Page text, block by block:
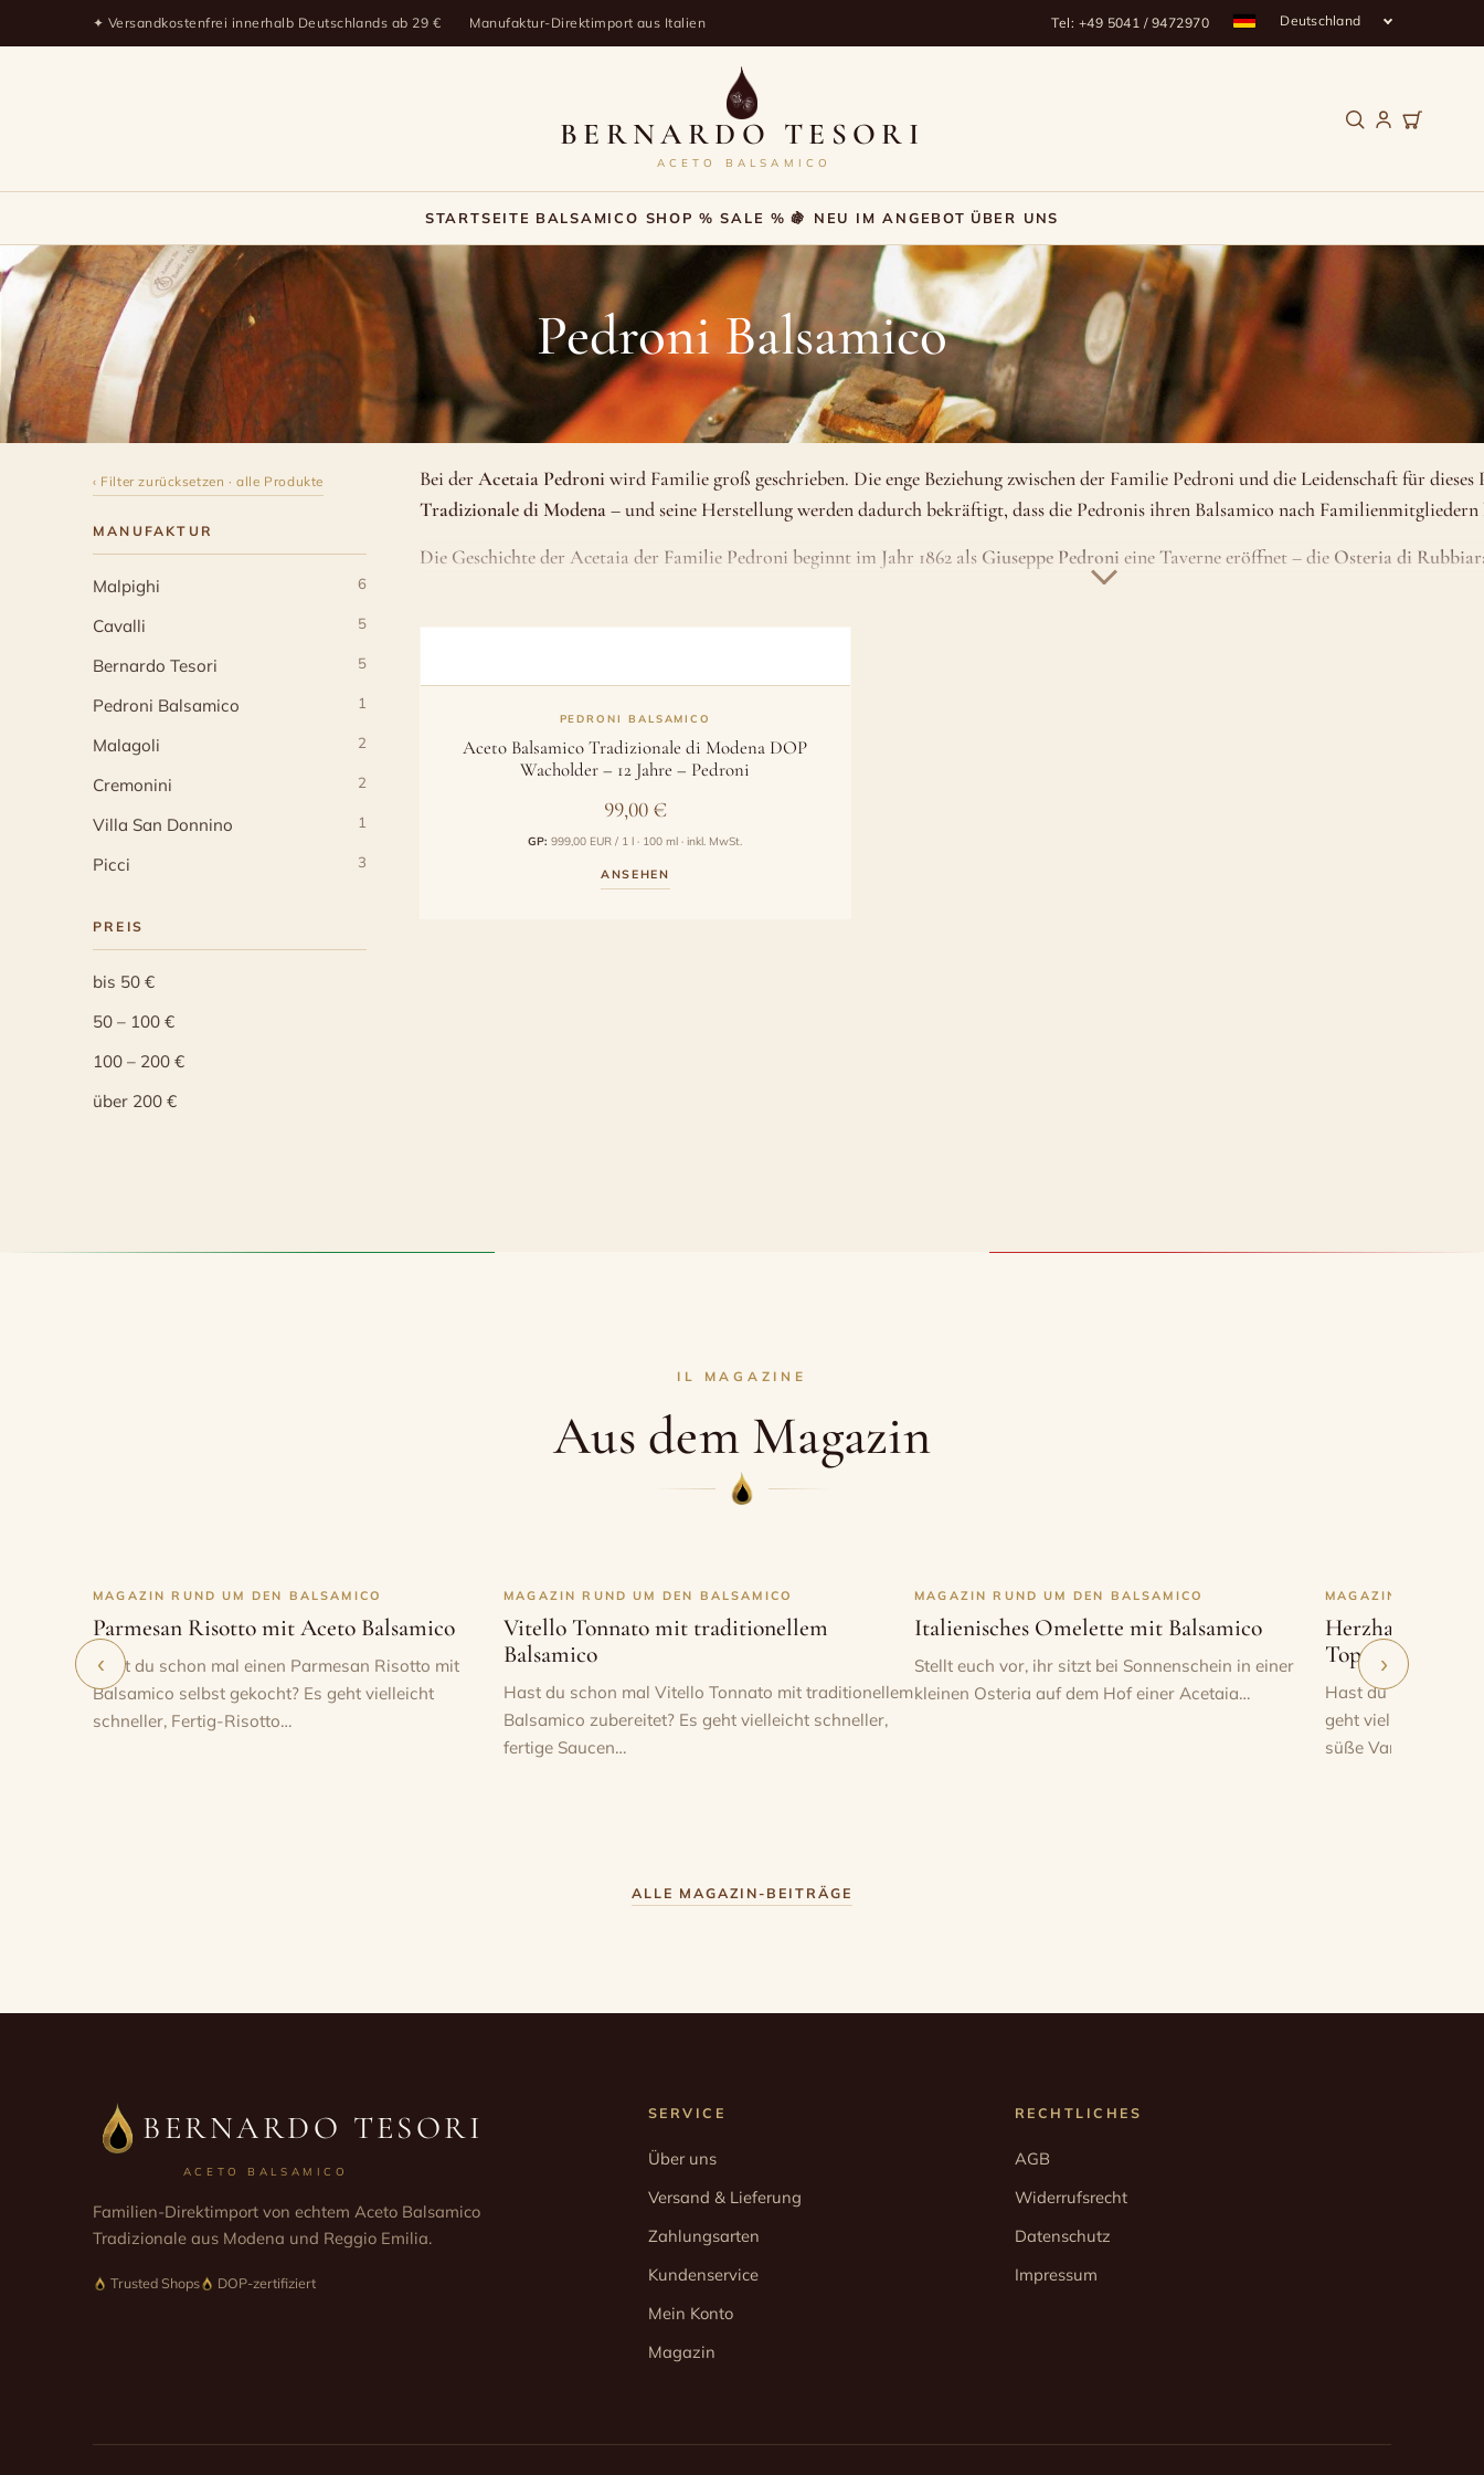
✦ Versandkostenfrei innerhalb Deutschlands ab 29 € Manufaktur-Direktimport aus Italien Tel: +49 5041 / 9472970 Deutschland
BERNARDO TESORI
ACETO BALSAMICO
STARTSEITE BALSAMICO SHOP % SALE % 🍇 NEU IM ANGEBOT ÜBER UNS
Pedroni
Balsamico
Pedroni Balsamico
‹ Filter zurücksetzen · alle Produkte
MANUFAKTUR
Malpighi 6
Cavalli 5
Bernardo Tesori 5
Pedroni Balsamico 1
Malagoli 2
Cremonini 2
Villa San Donnino 1
Picci 3
PREIS
bis 50 €
50 – 100 €
100 – 200 €
über 200 €
Bei derAcetaia Pedroni wird Familie groß geschrieben. Die enge Beziehung zwischen der Familie Pedroni und die Leidenschaft für
Tradizionale di Modena– und seine Herstellung werden dadurch bekräftigt, dass die Pedronis ihren Balsamico nach Familienmitgliedern
Die Geschichte der Acetaia der Familie Pedroni beginnt im Jahr 1862 als Giuseppe Pedroni eine Taverne eröffnet – die Osteria di
Aus den Marsala-Fässern, die für die Taverne aus Süditalien angeliefert wurden, wurden die ersten Fässer-Batterien zur Herstellung des
täglichen Bedarf der Familie und für die Zubereitung der Gerichte des Gasthofs benötigt wurde. So entstand die Acetaia Pedroni.
PEDRONI BALSAMICO
Aceto Balsamico Tradizionale di Modena DOP
Wacholder – 12 Jahre – Pedroni
99,00 €
GP: 999,00 EUR / 1 l · 100 ml · inkl. MwSt.
ANSEHEN
IL MAGAZINE
Aus dem Magazin
‹
MAGAZIN RUND UM DEN BALSAMICO
Parmesan Risotto mit Aceto Balsamico
Hast du schon mal einen Parmesan Risotto mit
Balsamico selbst gekocht? Es geht vielleicht
schneller, Fertig-Risotto…
MAGAZIN RUND UM DEN BALSAMICO
Vitello Tonnato mit traditionellem
Balsamico
Hast du schon mal Vitello Tonnato mit traditionellem
Balsamico zubereitet? Es geht vielleicht schneller,
fertige Saucen…
MAGAZIN RUND UM DEN BALSAMICO
Italienisches Omelette mit Balsamico
Stellt euch vor, ihr sitzt bei Sonnenschein in einer
kleinen Osteria auf dem Hof einer Acetaia…
MAGAZIN RUND
Herzhafte
Topping
Hast du schon mal
geht vielleicht
süße Varianten…
›
ALLE MAGAZIN-BEITRÄGE
BERNARDO TESORI
ACETO BALSAMICO
Familien-Direktimport von echtem Aceto Balsamico
Tradizionale aus Modena und Reggio Emilia.
Trusted Shops DOP-zertifiziert
SERVICE
Über uns
Versand & Lieferung
Zahlungsarten
Kundenservice
Mein Konto
Magazin
RECHTLICHES
AGB
Widerrufsrecht
Datenschutz
Impressum